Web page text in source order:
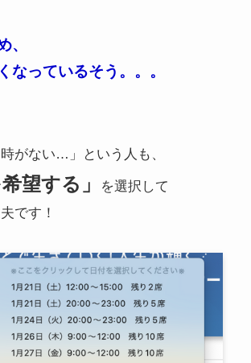
、
なっているそう。。。
時がない…」という人も、
望する」
を選択して
です！